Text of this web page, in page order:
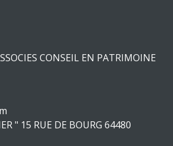
CONSEIL EN PATRIMOINE
" 15 RUE DE BOURG 64480